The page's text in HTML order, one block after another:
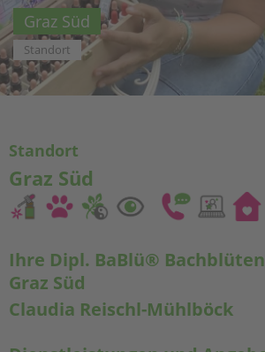
Graz Süd
Standort
Standort
Graz Süd
Ihre Dipl. BaBlü®
Graz Süd
Claudia Reischl-Mühlböck